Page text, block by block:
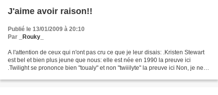
J'aime avoir raison!!
Publié le 13/01/2009 à 20:10
Par
_Rouky_
A l'attention de ceux qui n'ont pas cru ce que je leur disais: .Kristen Stewart
est bel et bien plus jeune que nous: elle est née en 1990 la preuve ici
.Twilight se prononce bien "toualy" et non "twiiilyte" la preuve ici Non, je ne